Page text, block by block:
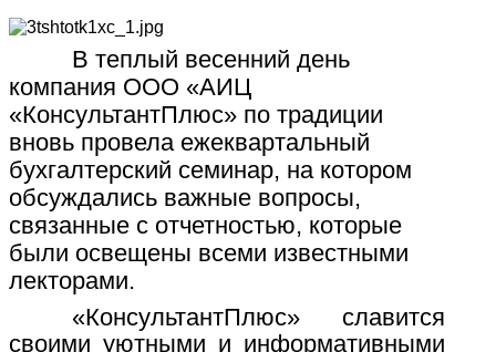
В теплый весенний день
компания ООО «АИЦ
«КонсультантПлюс» по традиции
вновь провела ежеквартальный
бухгалтерский семинар, на котором
обсуждались важные вопросы,
связанные с отчетностью, которые
были освещены всеми известными
лекторами.
«КонсультантПлюс» славится
своими уютными и информативными